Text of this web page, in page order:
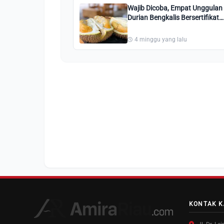
Wajib Dicoba, Empat Unggulan
Durian Bengkalis Bersertifikat
4 minggu yang lalu
KONTAK